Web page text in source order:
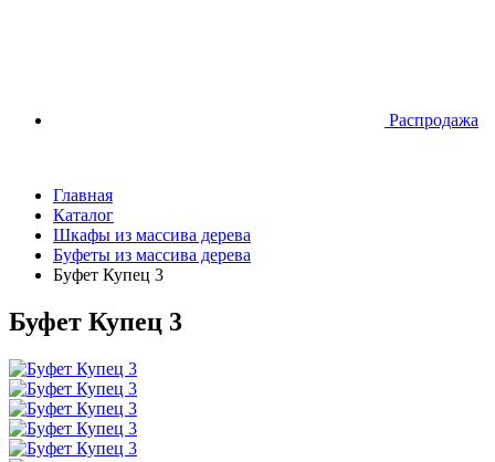
Распродажа
Главная
Каталог
Шкафы из массива дерева
Буфеты из массива дерева
Буфет Купец 3
Буфет Купец 3